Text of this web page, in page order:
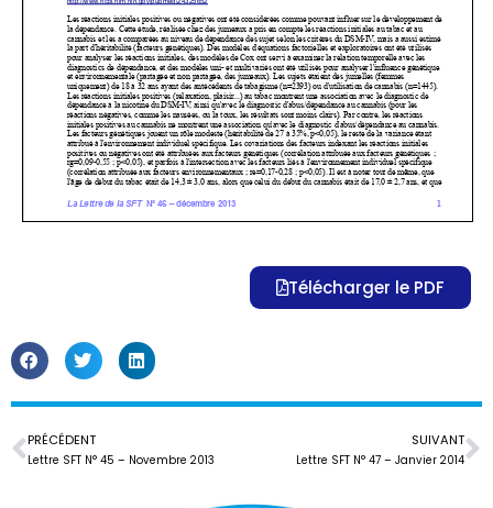
Télécharger le PDF
PRÉCÉDENT
Lettre SFT N° 45 – Novembre 2013
SUIVANT
Lettre SFT N° 47 – Janvier 2014